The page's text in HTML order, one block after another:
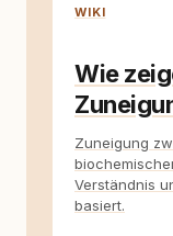
WIKI
Wie
Zuneigung
Verständnis
basiert.